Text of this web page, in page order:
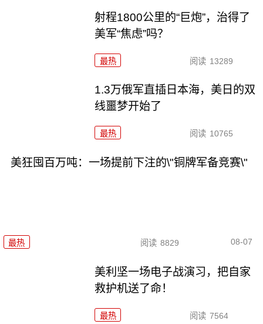
射程1800公里的“巨炮”，治得了
美军“焦虑”吗？
最热 阅读 13289
1.3万俄军直插日本海，美日的双
线噩梦开始了
最热 阅读 10765
美狂囤百万吨：一场提前下注的\"铜牌军备竞赛\"
最热 阅读 8829 08-07
美利坚一场电子战演习，把自家
救护机送了命！
最热 阅读 7564